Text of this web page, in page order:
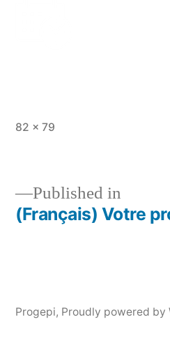
Full
82 × 79
Post
Published in
(Français) Votre
Progepi, Proudly powered by